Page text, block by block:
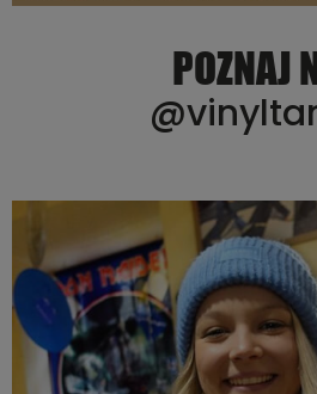
POZNAJ